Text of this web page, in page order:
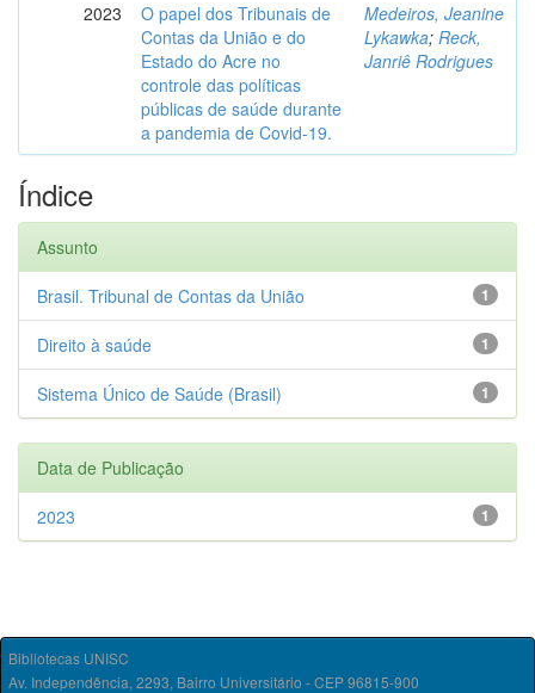
2023
O papel dos Tribunais de
Contas da União e do
Estado do Acre no
controle das políticas
públicas de saúde durante
a pandemia de Covid-19.
Medeiros, Jeanine
Lykawka; Reck,
Janriê Rodrigues
Índice
Assunto
1
Brasil. Tribunal de Contas da União
1
Direito à saúde
1
Sistema Único de Saúde (Brasil)
Data de Publicação
1
2023
Bibliotecas UNISC
Av. Independência, 2293, Bairro Universitário - CEP 96815-900